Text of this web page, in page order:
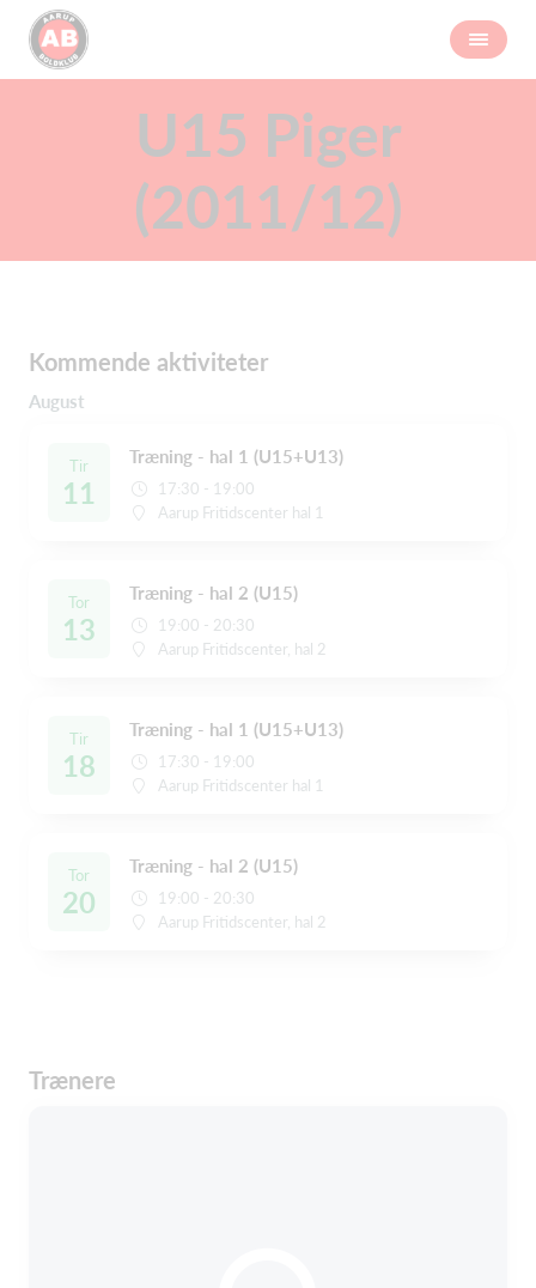
U15 Piger
(2011/12)
Kommende aktiviteter
August
Tir
11
Træning - hal 1 (U15+U13)
17:30 - 19:00
Aarup Fritidscenter hal 1
Tor
13
Træning - hal 2 (U15)
19:00 - 20:30
Aarup Fritidscenter, hal 2
Tir
18
Træning - hal 1 (U15+U13)
17:30 - 19:00
Aarup Fritidscenter hal 1
Tor
20
Træning - hal 2 (U15)
19:00 - 20:30
Aarup Fritidscenter, hal 2
Trænere